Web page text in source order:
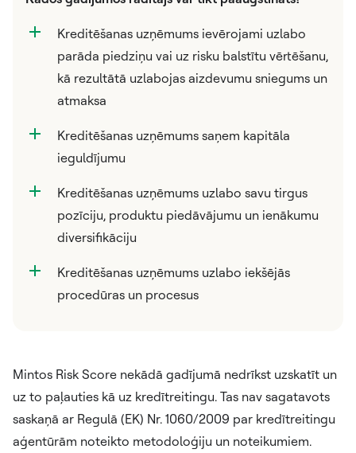
Kreditēšanas uzņēmums ievērojami uzlabo
parāda piedziņu vai uz risku balstītu vērtēšanu,
kā rezultātā uzlabojas aizdevumu sniegums un
atmaksa
Kreditēšanas uzņēmums saņem kapitāla
ieguldījumu
Kreditēšanas uzņēmums uzlabo savu tirgus
pozīciju, produktu piedāvājumu un ienākumu
diversifikāciju
Kreditēšanas uzņēmums uzlabo iekšējās
procedūras un procesus
Mintos Risk Score nekādā gadījumā nedrīkst uzskatīt un
uz to paļauties kā uz kredītreitingu. Tas nav sagatavots
saskaņā ar Regulā (EK) Nr. 1060/2009 par kredītreitingu
aģentūrām noteikto metodoloģiju un noteikumiem.